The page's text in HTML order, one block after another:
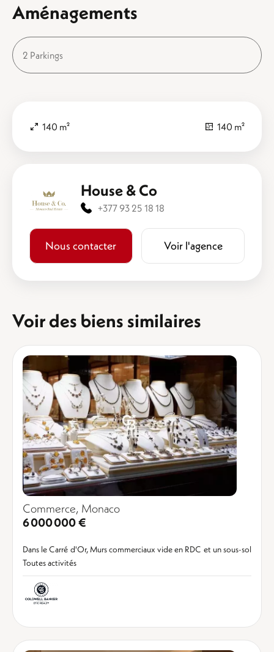
Aménagements
2 Parkings
140 m² 140 m²
House & Co
+377 93 25 18 18
Nous contacter Voir l'agence
Voir des biens similaires
Commerce, Monaco
6 000 000 €
Dans le Carré d'Or, Murs commerciaux vide en RDC et un sous-sol
Toutes activités